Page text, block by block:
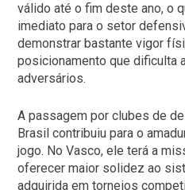
válido até o fim deste ano, o
imediato para o setor
demonstrar bastante vigor
posicionamento que dificulta
adversários.
A passagem por clubes de
Brasil contribuiu para o
jogo. No Vasco, ele terá a
oferecer maior solidez ao
adquirida em torneios